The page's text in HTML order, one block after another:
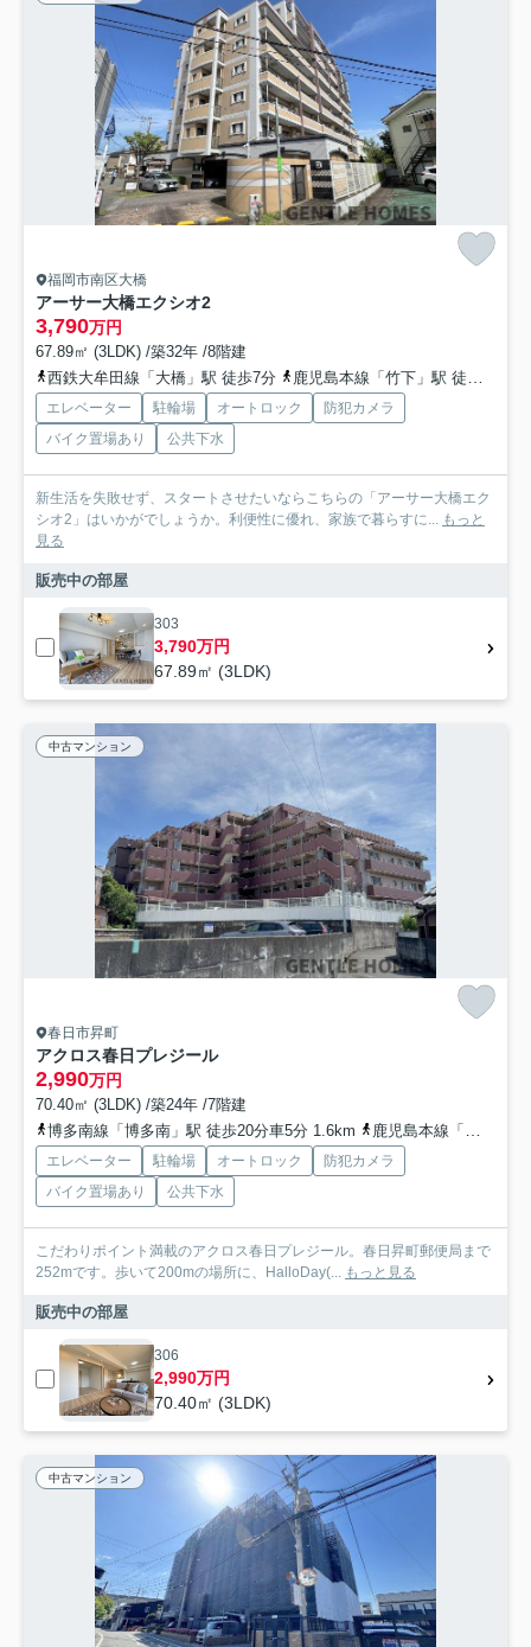
福岡市南区大橋
アーサー大橋エクシオ2
3,790万円
67.89㎡ (3LDK) /築32年 /8階建
西鉄大牟田線「大橋」駅 徒歩7分
鹿児島本線「竹下」駅 徒歩24分車9分 2.3km
エレベーター 駐輪場 オートロック
防犯カメラ
バイク置場あり
公共下水
新生活を失敗せず、スタートさせたいならこちらの「アーサー大橋エク
シオ2」はいかがでしょうか。利便性に優れ、家族で暮らすに...
もっと
見る
販売中の部屋
303
3,790万円
67.89㎡ (3LDK)
中古マンション
春日市昇町
アクロス春日プレジール
2,990万円
70.40㎡ (3LDK) /築24年 /7階建
博多南線「博多南」駅 徒歩20分車5分 1.6km
鹿児島本線「南福岡」駅 徒歩33分車10分 3.1km
エレベーター 駐輪場 オートロック
防犯カメラ
バイク置場あり
公共下水
こだわりポイント満載のアクロス春日プレジール。春日昇町郵便局まで
252mです。歩いて200mの場所に、HalloDay(...
もっと見る
販売中の部屋
306
2,990万円
70.40㎡ (3LDK)
中古マンション